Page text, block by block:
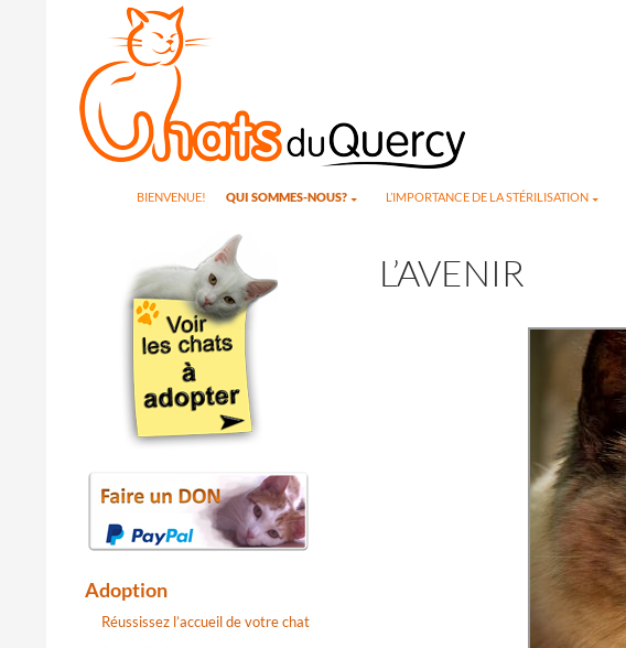
BIENVENUE! QUI SOMMES-NOUS? L’IMPORTANCE DE LA STÉRILISATION
L’AVENIR
Adoption
Réussissez l’accueil de votre chat